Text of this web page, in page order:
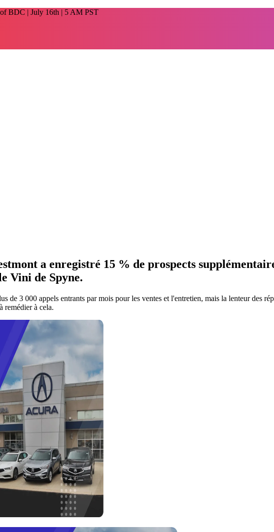
BDC | July 16th | 5 AM PST
a enregistré 15 % de prospects
Vini de Spyne.
de 3 000 appels entrants par mois pour les ventes et l'entretien, mais la lenteur des
remédier à cela.